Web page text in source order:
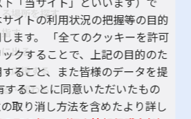
る場所を探す
指す
出る
応援する
・関わる
イトの利用状況の把握等の目的
ます。 「全てのクッキーを許可
クすることで、上記の目的のた
ること、また皆様のデータを提
することに同意いただいたもの
取り消し方法を含めたより詳し